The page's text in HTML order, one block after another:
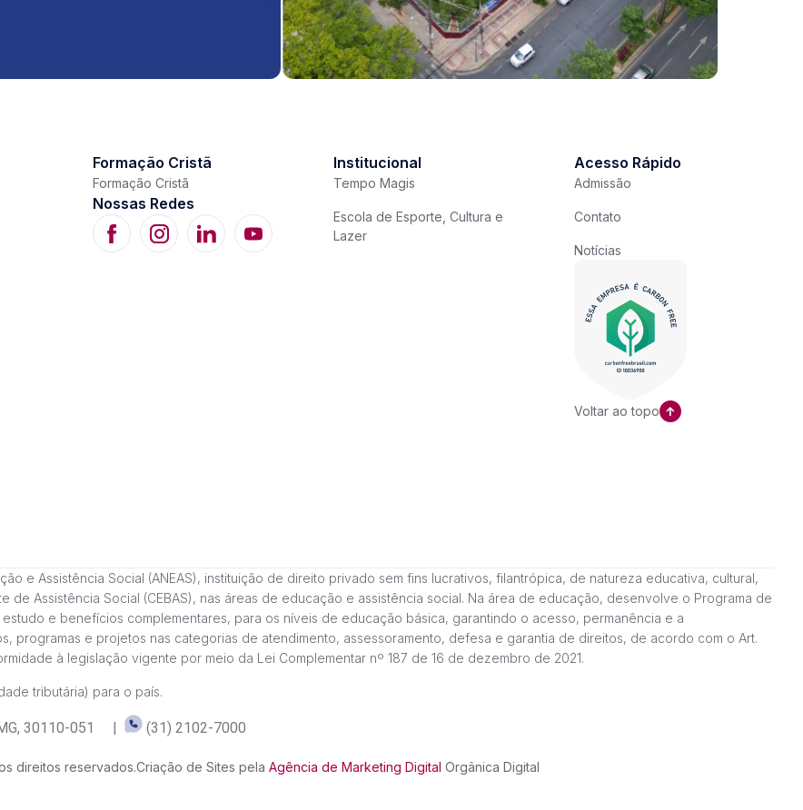
Formação Cristã
Formação Cristã
Nossas Redes
Institucional
Tempo Magis
Escola de Esporte, Cultura e
Lazer
Acesso Rápido
Admissão
Contato
Notícias
Voltar ao topo
e Assistência Social (ANEAS), instituição de direito privado sem fins lucrativos, filantrópica, de natureza educativa, cultural,
Assistência Social (CEBAS), nas áreas de educação e assistência social. Na área de educação, desenvolve o Programa de
e benefícios complementares, para os níveis de educação básica, garantindo o acesso, permanência e a
programas e projetos nas categorias de atendimento, assessoramento, defesa e garantia de direitos, de acordo com o Art.
à legislação vigente por meio da Lei Complementar nº 187 de 16 de dezembro de 2021.
tributária) para o país.
MG, 30110-051 | (31) 2102-7000
direitos reservados.Criação de Sites pela Agência de Marketing Digital Orgânica Digital